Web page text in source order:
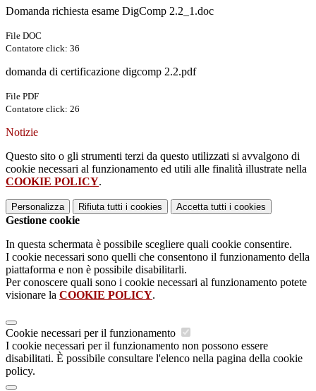
Domanda richiesta esame DigComp 2.2_1.doc
File DOC
Contatore click: 36
domanda di certificazione digcomp 2.2.pdf
File PDF
Contatore click: 26
Notizie
Questo sito o gli strumenti terzi da questo utilizzati si avvalgono di
cookie necessari al funzionamento ed utili alle finalità illustrate nella
COOKIE POLICY.
Personalizza Rifiuta tutti i cookies Accetta tutti i cookies
Gestione cookie
In questa schermata è possibile scegliere quali cookie consentire.
I cookie necessari sono quelli che consentono il funzionamento della
piattaforma e non è possibile disabilitarli.
Per conoscere quali sono i cookie necessari al funzionamento potete
visionare la COOKIE POLICY.
Cookie necessari per il funzionamento
I cookie necessari per il funzionamento non possono essere
disabilitati. È possibile consultare l'elenco nella pagina della cookie
policy.